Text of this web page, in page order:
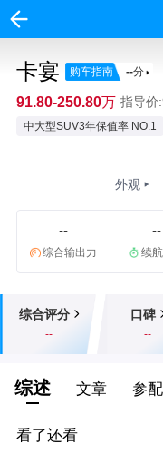
卡宴 购车指南 --分
91.80-250.80万 指导价
中大型SUV3年保值率 NO.1
外观
--
综合输出力
--
续
综合评分
--
口碑
--
综述 文章 参配
看了还看